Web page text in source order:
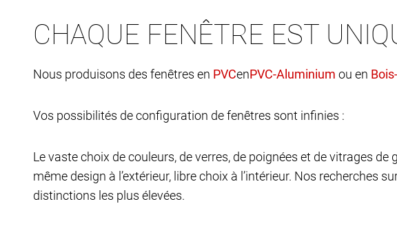
CHAQUE FENÊTRE EST
Nous produisons des fenêtres en en ou en
Vos possibilités de configuration de fenêtres sont infinies :
Le vaste choix de couleurs, de verres, de poignées et de vitrages
même design à l’extérieur, libre choix à l’intérieur. Nos
distinctions les plus élevées.